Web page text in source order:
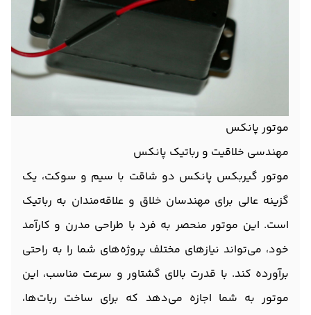
موتور پانکس
مهندسی خلاقیت و رباتیک پانکس
موتور گیربکس پانکس دو شاقت با سیم و سوکت، یک
گزینه عالی برای مهندسان خلاق و علاقه‌مندان به رباتیک
است. این موتور منحصر به فرد با طراحی مدرن و کارآمد
خود، می‌تواند نیازهای مختلف پروژه‌های شما را به راحتی
برآورده کند. با قدرت بالای گشتاور و سرعت مناسب، این
موتور به شما اجازه می‌دهد که برای ساخت ربات‌ها،